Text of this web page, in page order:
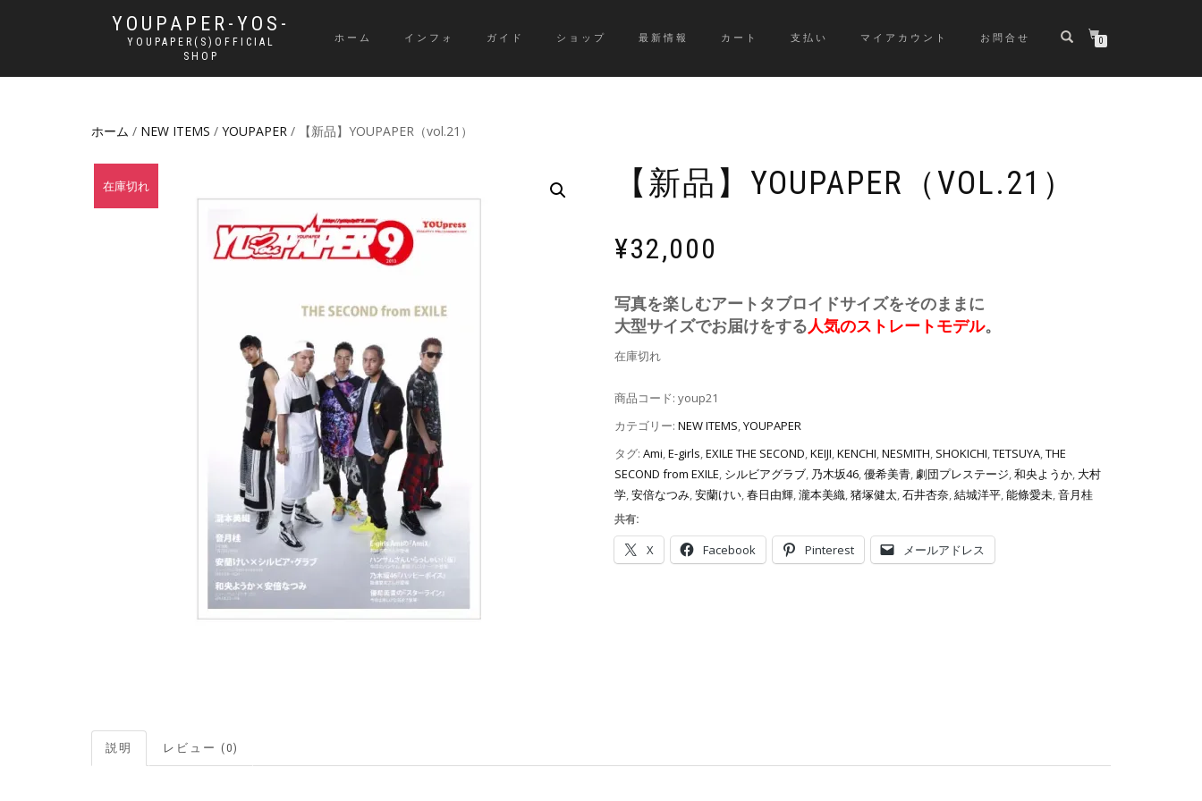
YOUPAPER-YOS-
YOUPAPER(S)OFFICIAL
SHOP
ホーム インフォ ガイド ショップ 最新情報 カート 支払い マイアカウント お問合せ 0
ホーム / NEW ITEMS / YOUPAPER / 【新品】YOUPAPER（vol.21）
在庫切れ 【新品】YOUPAPER（VOL.21）
¥32,000
写真を楽しむアートタブロイドサイズをそのままに
大型サイズでお届けをする人気のストレートモデル。
在庫切れ
商品コード: youp21
カテゴリー: NEW ITEMS,YOUPAPER
タグ: Ami,E-girls,EXILE THE SECOND,KEIJI,KENCHI,NESMITH, SHOKICHI,TETSUYA,THE
SECOND from EXILE, シルビアグラブ, 乃木坂46,優希美青,劇団プレステージ,和央ようか, 大村
学,安倍なつみ,安蘭けい,春日由輝,瀧本美織,猪塚健太,石井杏奈,結城洋平,能條愛未,音月桂
共有:
X Facebook Pinterest メールアドレス
説明 レビュー (0)